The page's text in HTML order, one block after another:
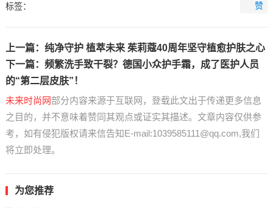
标签： 赞
上一篇： 纯净守护 植萃未来 茱莉蔻40周年坚守植愈护肤之心
下一篇： 频繁洗手致干裂？德国小众护手霜，成了医护人员
的“第二层皮肤”！
未来时尚网部分内容来源于互联网，登载此文出于传递更多信息
之目的，并不意味着赞同其观点或证实其描述。文章内容仅供参
考，如有侵犯版权请来信告知E-mail:1039585111@qq.com,我们
将立即处理。
为您推荐